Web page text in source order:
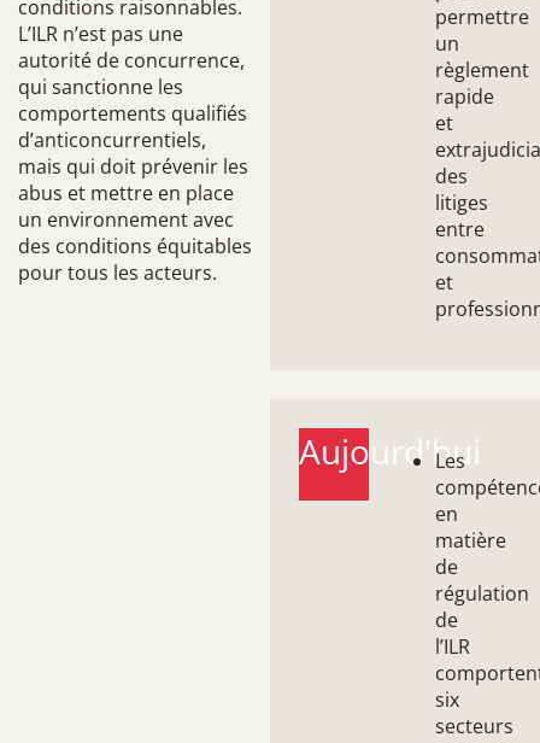
conditions raisonnables.
L’ILR n’est pas une
autorité de concurrence,
qui sanctionne les
comportements qualifiés
d’anticoncurrentiels,
mais qui doit prévenir les
abus et mettre en place
un environnement avec
des conditions équitables
pour tous les acteurs.
permettre
un
règlement
rapide
et
des
litiges
entre
et
Aujourd'hui
Les
en
matière
de
régulation
de
l’ILR
six
secteurs